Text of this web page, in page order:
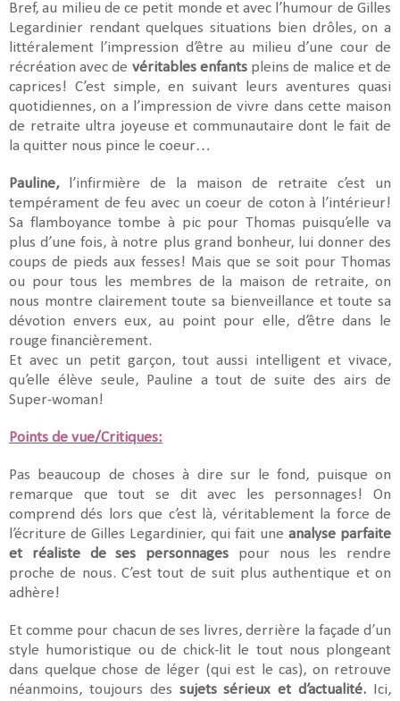
Bref, au milieu de ce petit monde et avec l’humour de Gilles
Legardinier rendant quelques situations bien drôles, on a
littéralement l’impression d’être au milieu d’une cour de
récréation avec de véritables enfantspleins de malice et de
caprices! C’est simple, en suivant leurs aventures quasi
quotidiennes, on a l’impression de vivre dans cette maison
de retraite ultra joyeuse et communautaire dont le fait de
la quitter nous pince le coeur…
Pauline,l’infirmière de la maison de retraite c’est un
tempérament de feu avec un coeur de coton à l’intérieur!
Sa flamboyance tombe à pic pour Thomas puisqu’elle va
plus d’une fois, à notre plus grand bonheur, lui donner des
coups de pieds aux fesses! Mais que se soit pour Thomas
ou pour tous les membres de la maison de retraite, on
nous montre clairement toute sa bienveillance et toute sa
dévotion envers eux, au point pour elle, d’être dans le
rouge financièrement.
Et avec un petit garçon, tout aussi intelligent et vivace,
qu’elle élève seule, Pauline a tout de suite des airs de
Super-woman!
Points de vue/Critiques:
Pas beaucoup de choses à dire sur le fond, puisque on
remarque que tout se dit avec les personnages! On
comprend dés lors que c’est là, véritablement la force de
l’écriture de Gilles Legardinier, qui fait une analyse parfaite
et réaliste de ses personnages pour nous les rendre
proche de nous. C’est tout de suit plus authentique et on
adhère!
Et comme pour chacun de ses livres, derrière la façade d’un
style humoristique ou de chick-lit le tout nous plongeant
dans quelque chose de léger (qui est le cas), on retrouve
néanmoins, toujours des sujets sérieux et d’actualité. Ici,